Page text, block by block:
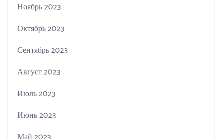
Ноябрь 2023
Октябрь 2023
Сентябрь 2023
Август 2023
Июль 2023
Июнь 2023